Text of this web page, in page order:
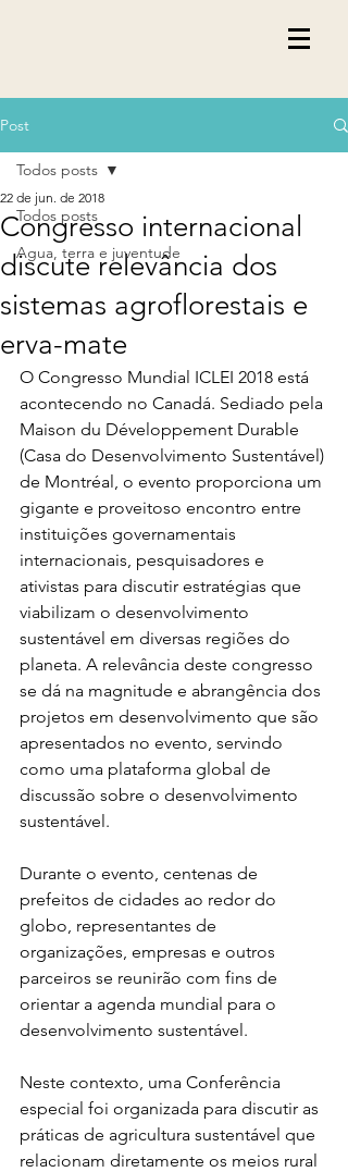
Post
Todos posts
Agua, terra e juventude
Todos posts
Congresso internacional
discute relevância dos
sistemas agroflorestais e
erva-mate
22 de jun. de 2018
O Congresso Mundial ICLEI 2018 está
acontecendo no Canadá. Sediado pela
Maison du Développement Durable
(Casa do Desenvolvimento Sustentável)
de Montréal, o evento proporciona um
gigante e proveitoso encontro entre
instituições governamentais
internacionais, pesquisadores e
ativistas para discutir estratégias que
viabilizam o desenvolvimento
sustentável em diversas regiões do
planeta. A relevância deste congresso
se dá na magnitude e abrangência dos
projetos em desenvolvimento que são
apresentados no evento, servindo
como uma plataforma global de
discussão sobre o desenvolvimento
sustentável.
Durante o evento, centenas de
prefeitos de cidades ao redor do
globo, representantes de
organizações, empresas e outros
parceiros se reunirão com fins de
orientar a agenda mundial para o
desenvolvimento sustentável.
Neste contexto, uma Conferência
especial foi organizada para discutir as
práticas de agricultura sustentável que
relacionam diretamente os meios rural